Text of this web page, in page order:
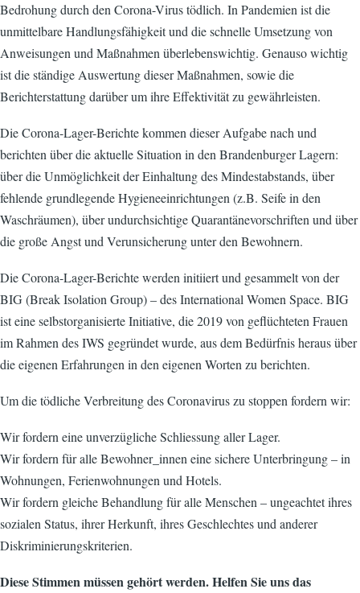
Bedrohung durch den Corona-Virus tödlich. In Pandemien ist die
unmittelbare Handlungsfähigkeit und die schnelle Umsetzung von
Anweisungen und Maßnahmen überlebenswichtig. Genauso wichtig
ist die ständige Auswertung dieser Maßnahmen, sowie die
Berichterstattung darüber um ihre Effektivität zu gewährleisten.
Die Corona-Lager-Berichte kommen dieser Aufgabe nach und
berichten über die aktuelle Situation in den Brandenburger Lagern:
über die Unmöglichkeit der Einhaltung des Mindestabstands, über
fehlende grundlegende Hygieneeinrichtungen (z.B. Seife in den
Waschräumen), über undurchsichtige Quarantänevorschriften und über
die große Angst und Verunsicherung unter den Bewohnern.
Die Corona-Lager-Berichte werden initiiert und gesammelt von der
BIG (Break Isolation Group) – des International Women Space. BIG
ist eine selbstorganisierte Initiative, die 2019 von geflüchteten Frauen
im Rahmen des IWS gegründet wurde, aus dem Bedürfnis heraus über
die eigenen Erfahrungen in den eigenen Worten zu berichten.
Um die tödliche Verbreitung des Coronavirus zu stoppen fordern wir:
Wir fordern eine unverzügliche Schliessung aller Lager.
Wir fordern für alle Bewohner_innen eine sichere Unterbringung – in
Wohnungen, Ferienwohnungen und Hotels.
Wir fordern gleiche Behandlung für alle Menschen – ungeachtet ihres
sozialen Status, ihrer Herkunft, ihres Geschlechtes und anderer
Diskriminierungskriterien.
Diese Stimmen müssen gehört werden. Helfen Sie uns das